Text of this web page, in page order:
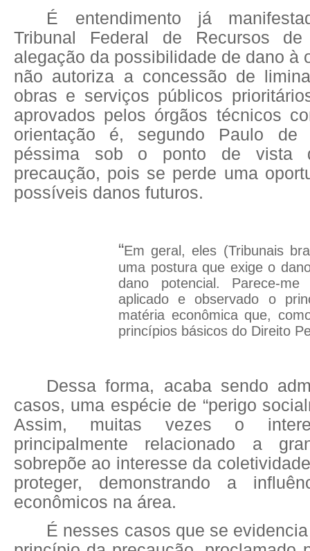
É entendimento já
Tribunal Federal de Recursos
alegação da possibilidade de dano à
não autoriza a concessão de
obras e serviços públicos
aprovados pelos órgãos técnicos
orientação é, segundo Paulo de
péssima sob o ponto de vista
precaução, pois se perde uma
possíveis danos futuros.
“Em geral, eles (Tribunais
uma postura que exige o
dano potencial. Parece-
aplicado e observado o
matéria econômica que,
princípios básicos do Direito
Dessa forma, acaba sendo
casos, uma espécie de “perigo
Assim, muitas vezes o
principalmente relacionado a
sobrepõe ao interesse da
proteger, demonstrando a
econômicos na área.
É nesses casos que se